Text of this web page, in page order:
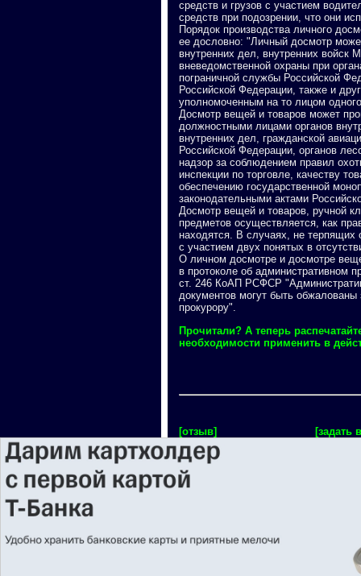
средств и грузов с участием
средств при подозрении, что они
Порядок производства личного
ее дословно: "Личный досмотр
внутренних дел, внутренних войск
вневедомственной охраны при
пограничной службы Российской
Российской Федерации, также и
уполномоченным на то лицом
Досмотр вещей и товаров может
должностными лицами органов
внутренних дел, гражданской
Российской Федерации, органов
надзор за соблюдением правил
инспекции по торговле, качеству
обеспечению государственной
законодательными актами
Досмотр вещей и товаров, ручной
предметов осуществляется, как
находятся. В случаях, не терпящих
с участием двух понятых в
О личном досмотре и досмотре
в протоколе об административном
ст. 246 КоАП РСФСР
документов могут быть
прокурору".
Прочитали? А теперь
необходимости применить в
[отзыв] [задать